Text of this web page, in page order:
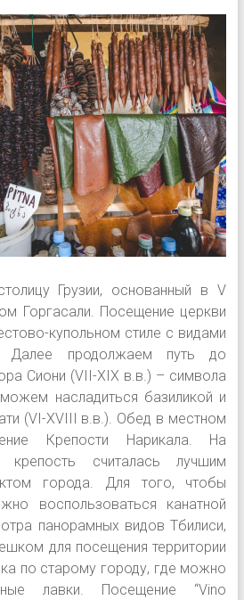
Грузии, основанный в V
Горгасали. Посещение церкви
купольном стиле с видами
Далее продолжаем путь до
Сиони (VII-XIX в.в.) – символа
насладиться базиликой и
(VI-XVIII в.в.). Обед в местном
Крепости Нарикала. На
крепость считалась лучшим
города. Для того, чтобы
воспользоваться канатной
панорамных видов Тбилиси,
для посещения территории
по старому городу, где можно
лавки. Посещение “Vino